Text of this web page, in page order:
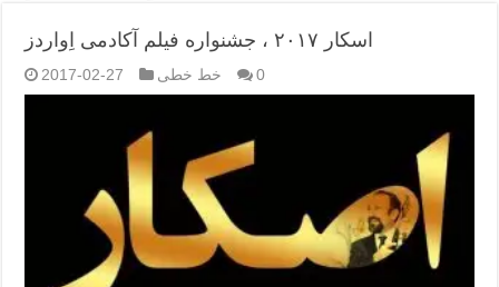
اسکار ۲۰۱۷ ، جشنواره فیلم آکادمی اِواردز
2017-02-27 خط خطی 0